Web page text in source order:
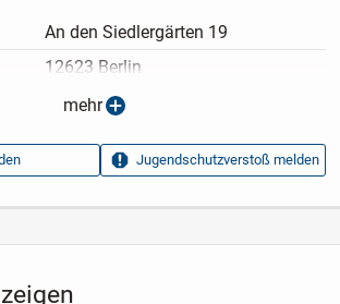
An den Siedlergärten 19
12623 Berlin
Privatangebot
08.07.2026
cea3878f
372
mehr
Jugendschutzverstoß melden